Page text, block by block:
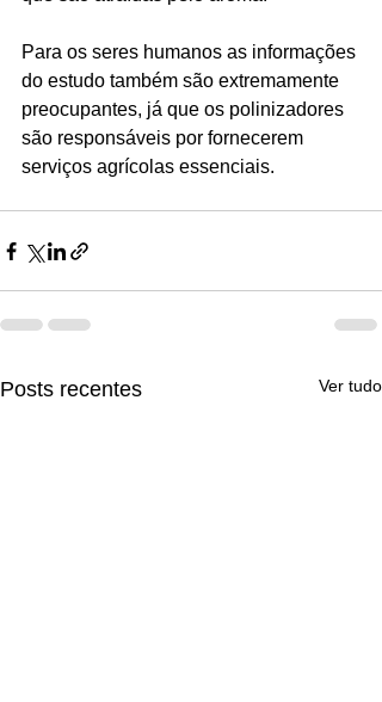
Para os seres humanos as informações
do estudo também são extremamente
preocupantes, já que os polinizadores
são responsáveis por fornecerem
serviços agrícolas essenciais.
Posts recentes Ver tudo